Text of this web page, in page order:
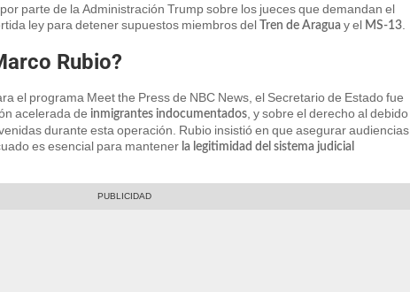
parte de la Administración Trump sobre los jueces que demandan el
ley para detener supuestos miembros del Tren de Aragua y el MS-13
Rubio?
el programa Meet the Press de NBC News, el Secretario de Estado fue
acelerada de inmigrantes indocumentados, y sobre el derecho al debido
durante esta operación. Rubio insistió en que asegurar audiencias
es esencial para mantener la legitimidad del sistema judicial